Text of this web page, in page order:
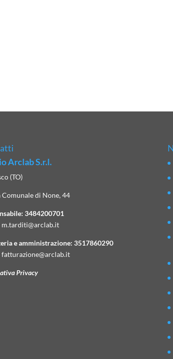
Arclab S.r.l.
(TO)
Comunale di None, 44
3484200701
m.tarditi@arclab.it
e amministrazione:3517860290
fatturazione@arclab.it
Privacy